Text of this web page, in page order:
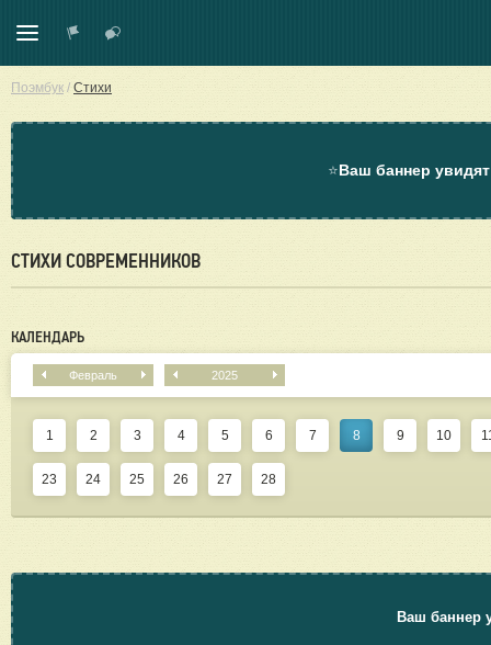
Поэмбук / Стихи
⭐Ваш баннер
СТИХИ СОВРЕМЕННИКОВ
КАЛЕНДАРЬ
Февраль 2025
1 2 3 4 5 6 7 8 9 10
23 24 25 26 27 28
Ваш баннер